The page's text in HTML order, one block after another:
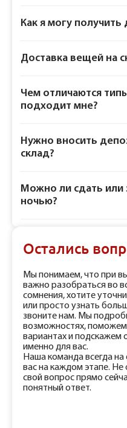
Как я могу
Доставка вещей на
Чем отличаются
подходит мне?
Нужно вносить
склад?
Можно ли сдать или
ночью?
Остались
Мы понимаем, что при
важно разобраться во
сомнения, хотите
или просто узнать
звоните нам. Мы
возможностях, поможем
вариантах и подскажем
именно для вас.
Наша команда всегда
вас на каждом этапе.
свой вопрос прямо
понятный ответ.